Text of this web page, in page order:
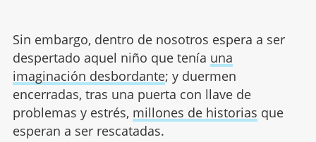
Sin embargo, dentro de nosotros espera a ser
despertado aquel niño que tenía una
imaginación desbordante; y duermen
encerradas, tras una puerta con llave de
problemas y estrés, millones de historias que
esperan a ser rescatadas.